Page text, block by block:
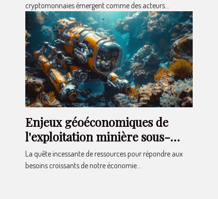
cryptomonnaies émergent comme des acteurs...
Enjeux géoéconomiques de
l'exploitation minière sous-
marine
La quête incessante de ressources pour répondre aux
besoins croissants de notre économie...